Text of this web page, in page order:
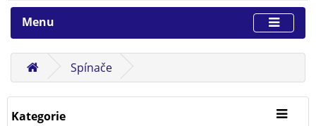
Menu
Spínače
Kategorie